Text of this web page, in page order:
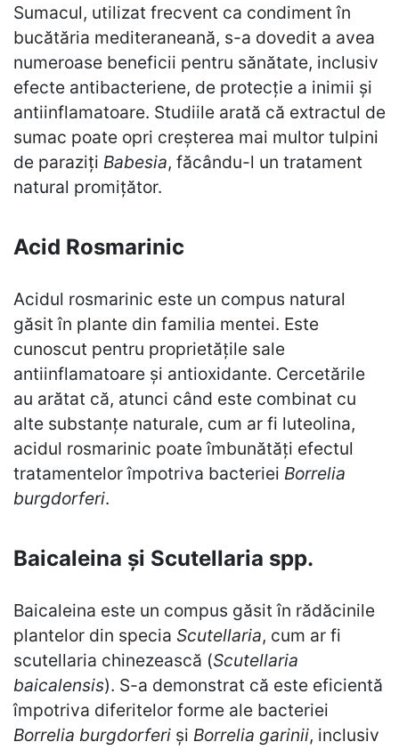
Sumacul, utilizat frecvent ca condiment în
bucătăria mediteraneană, s-a dovedit a avea
numeroase beneficii pentru sănătate, inclusiv
efecte antibacteriene, de protecție a inimii și
antiinflamatoare. Studiile arată că extractul de
sumac poate opri creșterea mai multor tulpini
de paraziți Babesia, făcându-l un tratament
natural promițător.
Acid Rosmarinic
Acidul rosmarinic este un compus natural
găsit în plante din familia mentei. Este
cunoscut pentru proprietățile sale
antiinflamatoare și antioxidante. Cercetările
au arătat că, atunci când este combinat cu
alte substanțe naturale, cum ar fi luteolina,
acidul rosmarinic poate îmbunătăți efectul
tratamentelor împotriva bacteriei Borrelia
burgdorferi.
Baicaleina și Scutellaria spp.
Baicaleina este un compus găsit în rădăcinile
plantelor din specia Scutellaria, cum ar fi
scutellaria chinezească (Scutellaria
baicalensis). S-a demonstrat că este eficientă
împotriva diferitelor forme ale bacteriei
Borrelia burgdorferi și Borrelia garinii, inclusiv